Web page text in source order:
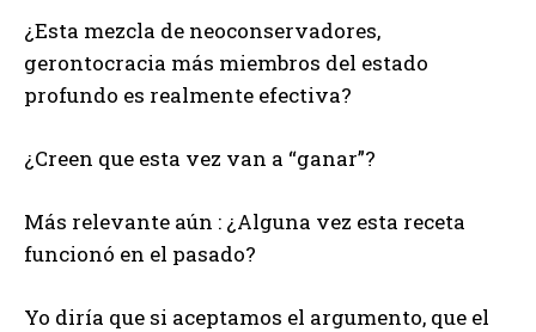
¿Esta mezcla de neoconservadores,
gerontocracia más miembros del estado
profundo es realmente efectiva?
¿Creen que esta vez van a “ganar”?
Más relevante aún : ¿Alguna vez esta receta
funcionó en el pasado?
Yo diría que si aceptamos el argumento, que el